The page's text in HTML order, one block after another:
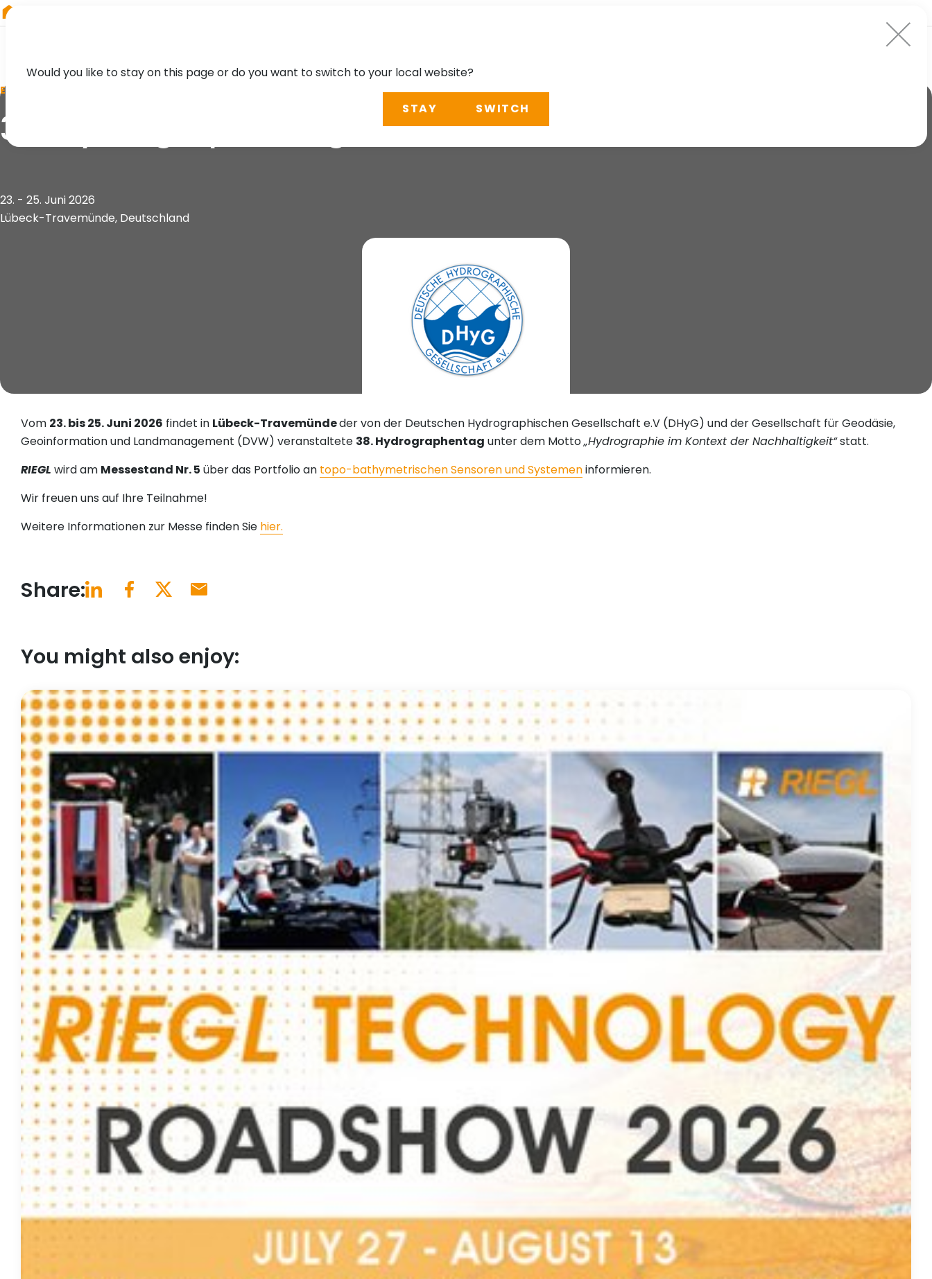
EVENT
38. Hydrographentag
23. - 25. Juni 2026
Lübeck-Travemünde, Deutschland
Vom 23. bis 25. Juni 2026 findet in Lübeck-Travemündeder von der Deutschen Hydrographischen Gesellschaft e.V (DHyG) und der Gesellschaft für Geodäsie,
Geoinformation und Landmanagement (DVW) veranstaltete 38. Hydrographentag unter dem Motto„Hydrographie im Kontext der Nachhaltigkeit“statt.
RIEGL wird am Messestand Nr. 5 über das Portfolio an topo-bathymetrischen Sensoren und Systemeninformieren.
Wir freuen uns auf Ihre Teilnahme!
Weitere Informationen zur Messe finden Sie hier.
Share:
You might also enjoy:
Would you like to stay on this page or do you want to switch to your local website?
STAY SWITCH